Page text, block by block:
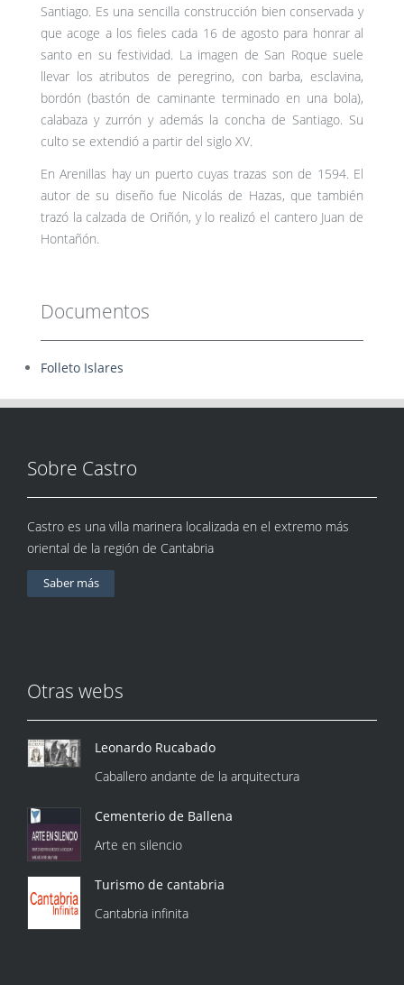
Santiago. Es una sencilla construcción bien conservada y
que acoge a los fieles cada 16 de agosto para honrar al
santo en su festividad. La imagen de San Roque suele
llevar los atributos de peregrino, con barba, esclavina,
bordón (bastón de caminante terminado en una bola),
calabaza y zurrón y además la concha de Santiago. Su
culto se extendió a partir del siglo XV.
En Arenillas hay un puerto cuyas trazas son de 1594. El
autor de su diseño fue Nicolás de Hazas, que también
trazó la calzada de Oriñón, y lo realizó el cantero Juan de
Hontañón.
Documentos
Folleto Islares
Sobre Castro
Castro es una villa marinera localizada en el extremo más
oriental de la región de Cantabria
Saber más
Otras webs
Leonardo Rucabado
Caballero andante de la arquitectura
Cementerio de Ballena
Arte en silencio
Turismo de cantabria
Cantabria infinita